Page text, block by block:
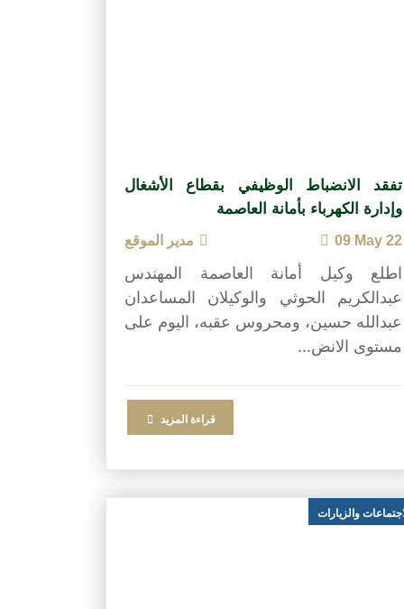
تفقد الانضباط الوظيفي بقطاع الأشغال
وإدارة الكهرباء بأمانة العاصمة
مدير الموقع 09 May 22
اطلع وكيل أمانة العاصمة المهندس
عبدالكريم الحوثي والوكيلان المساعدان
عبدالله حسين، ومحروس عقبه، اليوم على
مستوى الانض...
قراءة المزيد
والزيارات